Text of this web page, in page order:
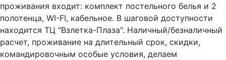
проживания входит: комплект постельного белья и 2
полотенца, WI-FI, кабельное. В шаговой доступности
находится ТЦ "Взлетка-Плаза". Наличный/безналичный
расчет, проживание на длительный срок, скидки,
командировочным особые условия, делаем